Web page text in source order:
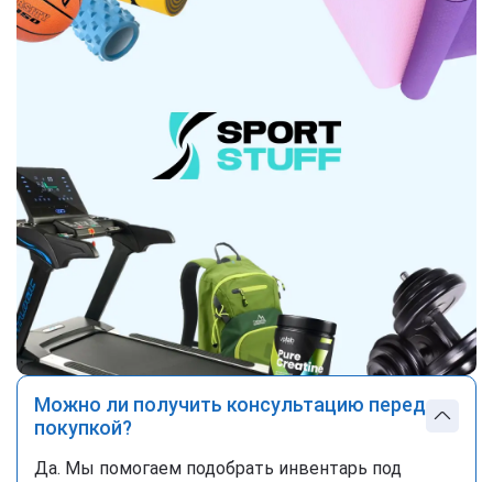
Можно ли получить консультацию перед
покупкой?
Да. Мы помогаем подобрать инвентарь под